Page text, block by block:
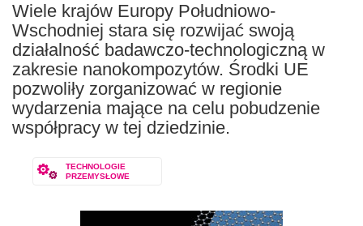
Wiele krajów Europy Południowo-
Wschodniej stara się rozwijać swoją
działalność badawczo-technologiczną w
zakresie nanokompozytów. Środki UE
pozwoliły zorganizować w regionie
wydarzenia mające na celu pobudzenie
współpracy w tej dziedzinie.
TECHNOLOGIE
PRZEMYSŁOWE